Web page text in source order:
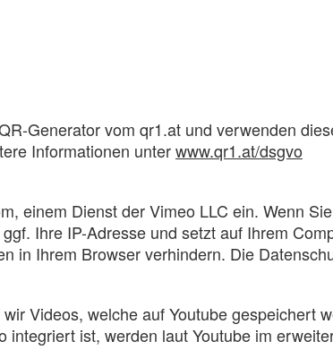
Generator vom qr1.at und verwenden
Informationen unterwww.qr1.at/dsgvo
einem Dienst der Vimeo LLC ein. Wenn
Ihre IP-Adresse und setzt auf Ihrem
in Ihrem Browser verhindern. Die
Videos, welche auf Youtube
integriert ist, werden laut Youtube im